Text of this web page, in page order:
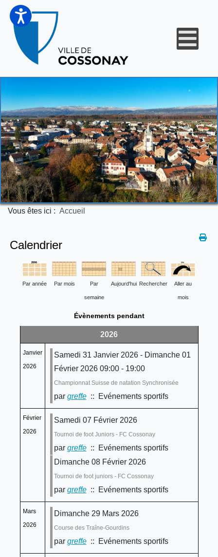
Vous êtes ici : Accueil
Calendrier
Par année Par mois Par
semaine
Aujourd'hui Rechercher Aller au
mois
Évènements pendant
2026
Janvier
2026
Samedi 31 Janvier 2026 - Dimanche 01
Février 2026 09:00 - 19:00
Championnat Suisse de natation Synchronisée
par greffe:: Evénements sportifs
Février
2026
Samedi 07 Février 2026
Tournoi de foot Juniors - FC Cossonay
par greffe:: Evénements sportifs
Dimanche 08 Février 2026
Tournoi de foot juniors - FC Cossonay
par greffe:: Evénements sportifs
Mars
2026
Dimanche 29 Mars 2026
Course des Traîne-Gourdins
par greffe:: Evénements sportifs